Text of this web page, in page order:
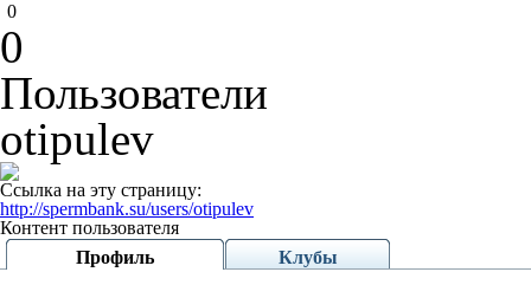
0
0
Пользователи
otipulev
Ссылка на эту страницу:
http://spermbank.su/users/otipulev
Контент пользователя
Профиль
Клубы